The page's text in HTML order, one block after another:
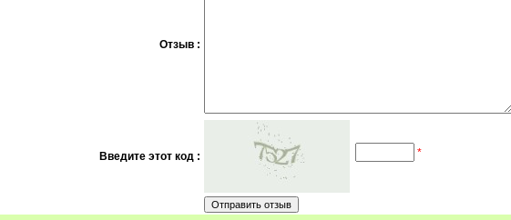
Отзыв :
Введите этот код : *